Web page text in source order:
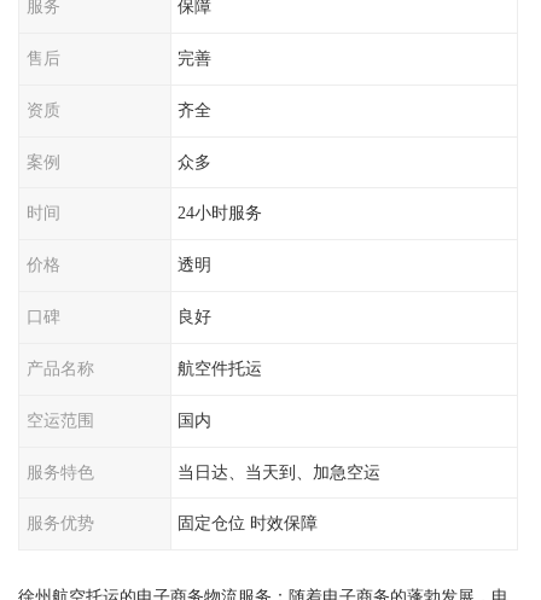
服务 保障
售后 完善
资质 齐全
案例 众多
时间 24小时服务
价格 透明
口碑 良好
产品名称 航空件托运
空运范围 国内
服务特色 当日达、当天到、加急空运
服务优势 固定仓位 时效保障